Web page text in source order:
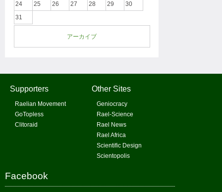
24
25 26 27 28 29
30
31
アーカイブ
Supporters
Raelian Movement
GoTopless
Clitoraid
Other Sites
Geniocracy
Rael-Science
Rael News
Rael Africa
Scientific Design
Scientopolis
Facebook